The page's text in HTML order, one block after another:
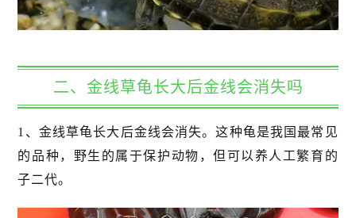
二、金线草龟长大后金线会消失吗
1、金线草龟长大后金线会消失。这种龟是我国最常见
的品种，野生的属于保护动物，但可以养人工繁育的
子二代。